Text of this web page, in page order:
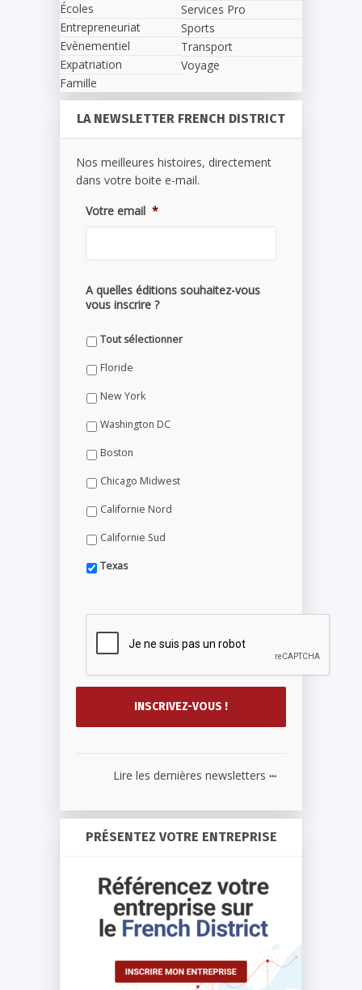
Écoles
Entrepreneuriat
Evènementiel
Expatriation
Famille
Services Pro
Sports
Transport
Voyage
LA NEWSLETTER FRENCH DISTRICT
Nos meilleures histoires, directement
dans votre boite e-mail.
Votre email *
A quelles éditions souhaitez-vous
vous inscrire ?
Tout sélectionner
Floride
New York
Washington DC
Boston
Chicago Midwest
Californie Nord
Californie Sud
Texas
Lire les dernières newsletters ...
PRÉSENTEZ VOTRE ENTREPRISE